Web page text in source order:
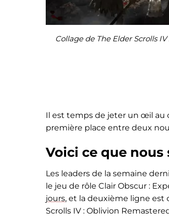
Collage de The Elder Scrolls
Il est temps de jeter un œil au
première place entre deux
Voici ce que nous
Les leaders de la semaine
le jeu de rôle Clair Obscur :
jours, et la deuxième ligne est
Scrolls IV : Oblivion